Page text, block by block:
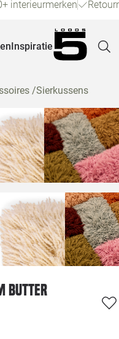
interieurmerken
Inspiratie
/Sierkussens
butter